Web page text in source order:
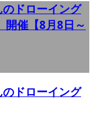
ドローイング
開催【8月8日～
ドローイング